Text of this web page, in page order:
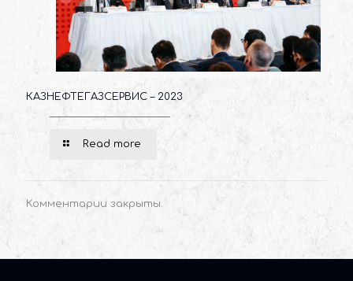
КАЗНЕФТЕГАЗСЕРВИС – 2023
Read more
Комментарии закрыты.